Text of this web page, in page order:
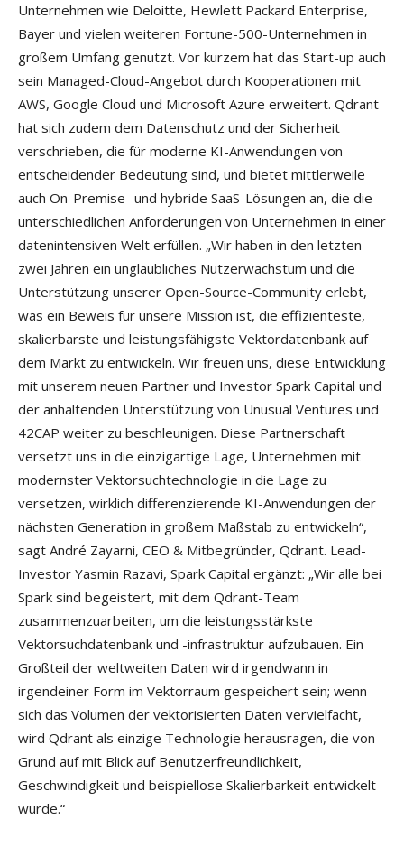
Unternehmen wie Deloitte, Hewlett Packard Enterprise,
Bayer und vielen weiteren Fortune-500-Unternehmen in
großem Umfang genutzt. Vor kurzem hat das Start-up auch
sein Managed-Cloud-Angebot durch Kooperationen mit
AWS, Google Cloud und Microsoft Azure erweitert. Qdrant
hat sich zudem dem Datenschutz und der Sicherheit
verschrieben, die für moderne KI-Anwendungen von
entscheidender Bedeutung sind, und bietet mittlerweile
auch On-Premise- und hybride SaaS-Lösungen an, die die
unterschiedlichen Anforderungen von Unternehmen in einer
datenintensiven Welt erfüllen. „Wir haben in den letzten
zwei Jahren ein unglaubliches Nutzerwachstum und die
Unterstützung unserer Open-Source-Community erlebt,
was ein Beweis für unsere Mission ist, die effizienteste,
skalierbarste und leistungsfähigste Vektordatenbank auf
dem Markt zu entwickeln. Wir freuen uns, diese Entwicklung
mit unserem neuen Partner und Investor Spark Capital und
der anhaltenden Unterstützung von Unusual Ventures und
42CAP weiter zu beschleunigen. Diese Partnerschaft
versetzt uns in die einzigartige Lage, Unternehmen mit
modernster Vektorsuchtechnologie in die Lage zu
versetzen, wirklich differenzierende KI-Anwendungen der
nächsten Generation in großem Maßstab zu entwickeln“,
sagt André Zayarni, CEO & Mitbegründer, Qdrant. Lead-
Investor Yasmin Razavi, Spark Capital ergänzt: „Wir alle bei
Spark sind begeistert, mit dem Qdrant-Team
zusammenzuarbeiten, um die leistungsstärkste
Vektorsuchdatenbank und -infrastruktur aufzubauen. Ein
Großteil der weltweiten Daten wird irgendwann in
irgendeiner Form im Vektorraum gespeichert sein; wenn
sich das Volumen der vektorisierten Daten vervielfacht,
wird Qdrant als einzige Technologie herausragen, die von
Grund auf mit Blick auf Benutzerfreundlichkeit,
Geschwindigkeit und beispiellose Skalierbarkeit entwickelt
wurde.“